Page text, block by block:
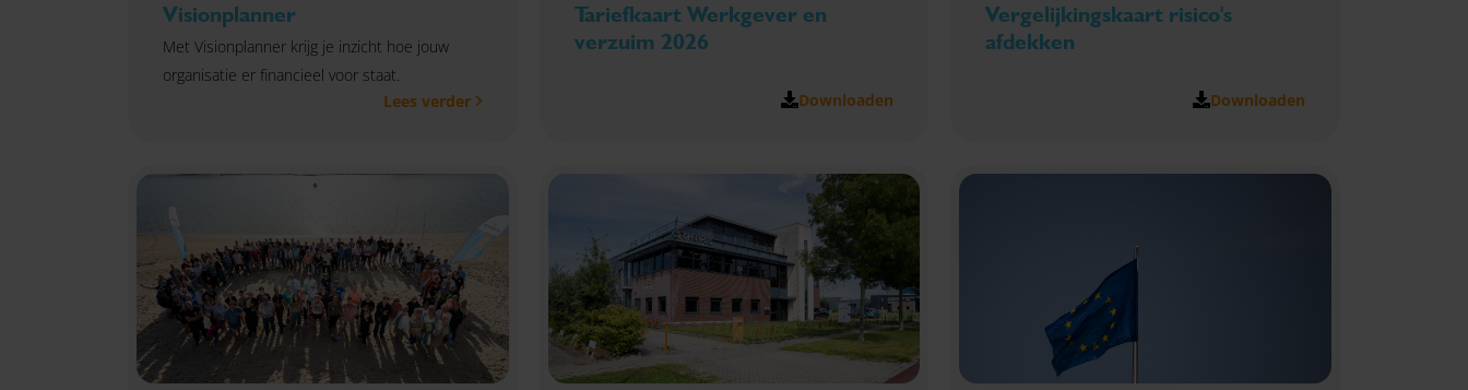
Visionplanner
Met Visionplanner krijg je inzicht hoe jouw
organisatie er financieel voor staat.
Lees verder
Tariefkaart Werkgever en
verzuim 2026
Downloaden
Vergelijkingskaart risico's
afdekken
Downloaden